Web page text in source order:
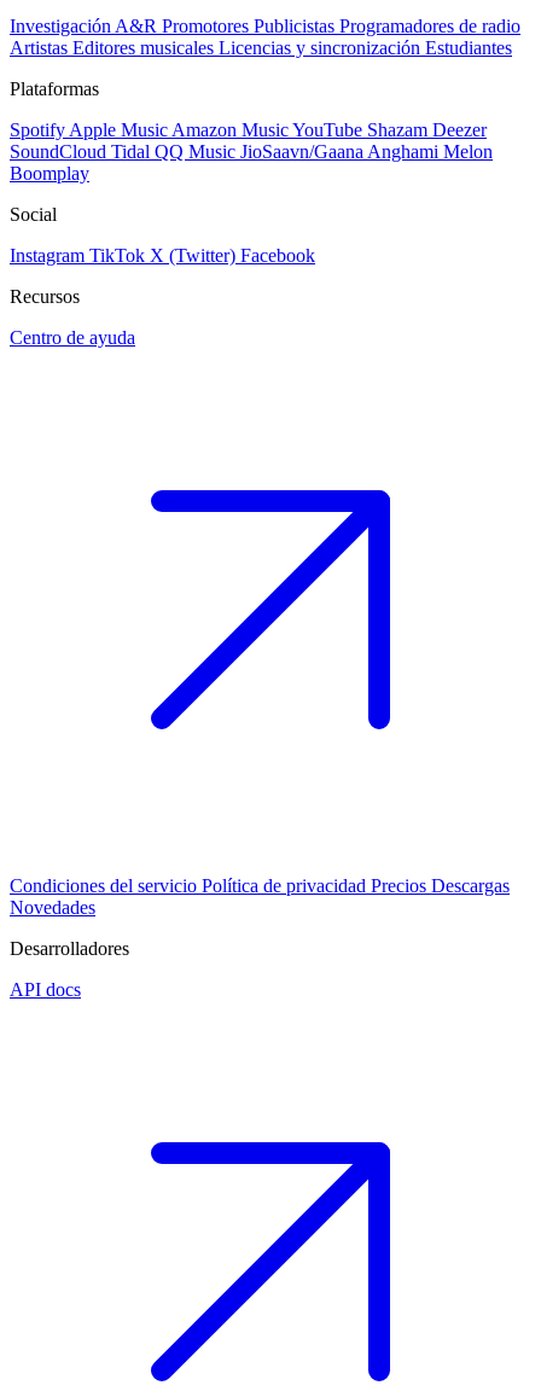
Investigación A&R Promotores Publicistas Programadores de radio
Artistas Editores musicales Licencias y sincronización Estudiantes
Plataformas
Spotify Apple Music Amazon MusicYouTube Shazam Deezer
SoundCloud Tidal QQ Music JioSaavn/Gaana Anghami Melon
Boomplay
Social
Instagram TikTok X (Twitter) Facebook
Recursos
Centro de ayuda
Condiciones del servicio Política de privacidad Precios Descargas
Novedades
Desarrolladores
API docs